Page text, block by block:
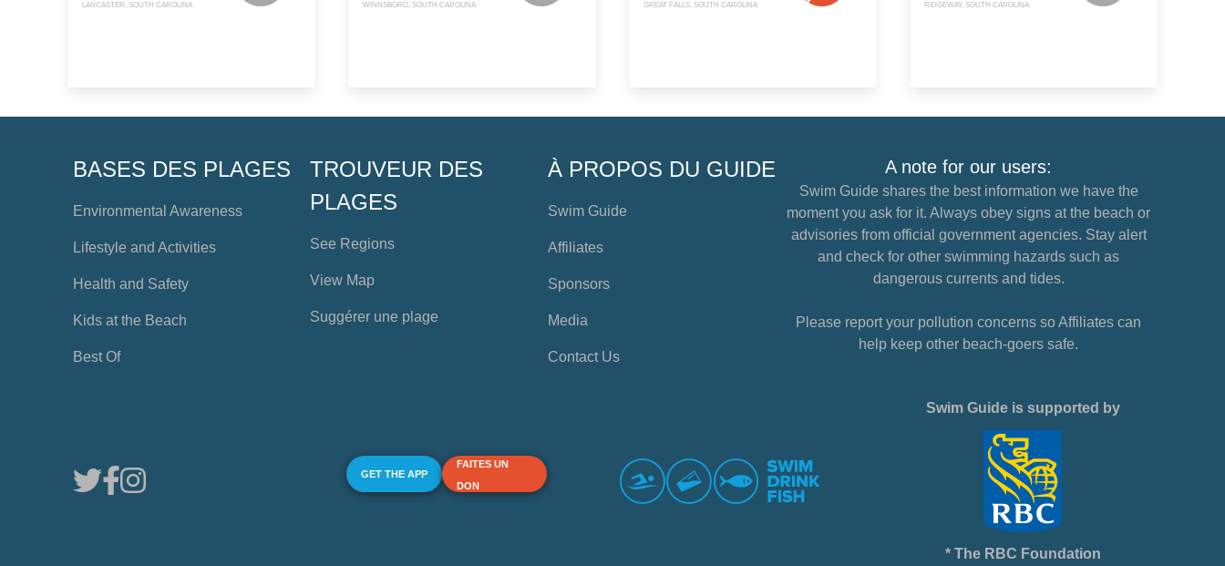
LANCASTER, SOUTH CAROLINA WINNSBORO, SOUTH CAROLINA GREAT FALLS, SOUTH CAROLINA RIDGEWAY, SOUTH CAROLINA
BASES DES PLAGES
Environmental Awareness
Lifestyle and Activities
Health and Safety
Kids at the Beach
Best Of
TROUVEUR DES
PLAGES
See Regions
View Map
Suggérer une plage
À PROPOS DU GUIDE
Swim Guide
Affiliates
Sponsors
Media
Contact Us
A note for our users:
Swim Guide shares the best information we have the
moment you ask for it. Always obey signs at the beach or
advisories from official government agencies. Stay alert
and check for other swimming hazards such as
dangerous currents and tides.
Please report your pollution concerns so Affiliates can
help keep other beach-goers safe.
GET THE APP
FAITES UN
DON
Swim Guide is supported by
* The RBC Foundation